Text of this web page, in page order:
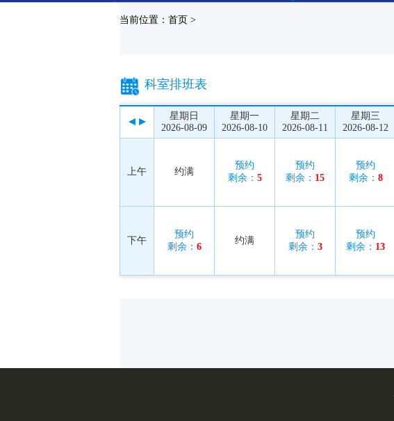
当前位置：首页 >
科室排班表
星期日
2026-08-09
星期一
2026-08-10
星期二
2026-08-11
星期三
2026-08-12
上午 约满
预约
剩余： 5
预约
剩余： 15
预约
剩余： 8
下午
预约
剩余： 6
约满
预约
剩余： 3
预约
剩余： 13